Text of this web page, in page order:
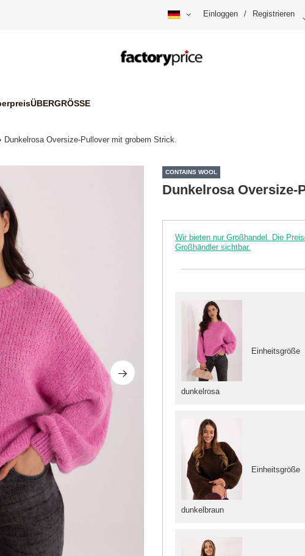
Einloggen / Registrieren
ÜBERGRÖSSE
Dunkelrosa Oversize-Pullover mit grobem Strick.
CONTAINS WOOL
Dunkelrosa
Wir bieten nur Großhandel. Die
Großhändler sichtbar.
dunkelbraun
Einheitsgröße
dunkelrosa
Einheitsgröße